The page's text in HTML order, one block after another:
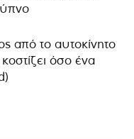
από το αυτοκίνητο
όσο ένα